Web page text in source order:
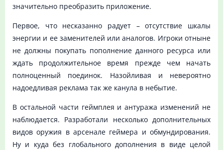
значительно преобразить приложение.
Первое, что несказанно радует – отсутствие шкалы
энергии и ее заменителей или аналогов. Игроки отныне
не должны покупать пополнение данного ресурса или
ждать продолжительное время прежде чем начать
полноценный поединок. Назойливая и невероятно
надоедливая реклама так же канула в небытие.
В остальной части геймплея и антуража изменений не
наблюдается. Разработали несколько дополнительных
видов оружия в арсенале геймера и обмундирования.
Ну и куда без глобального дополнения в виде целой